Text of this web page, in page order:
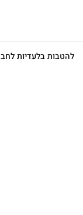
להטבות בלעדיות